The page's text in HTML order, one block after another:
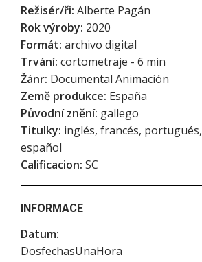
Režisér/ři: Alberte Pagán
Rok výroby: 2020
Formát: archivo digital
Trvání: cortometraje - 6 min
Žánr: Documental Animación
Země produkce: España
Původní znění: gallego
Titulky: inglés, francés, portugués,
español
Calificacion: SC
INFORMACE
Datum:
DosfechasUnaHora